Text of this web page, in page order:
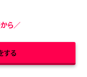
ら／
する